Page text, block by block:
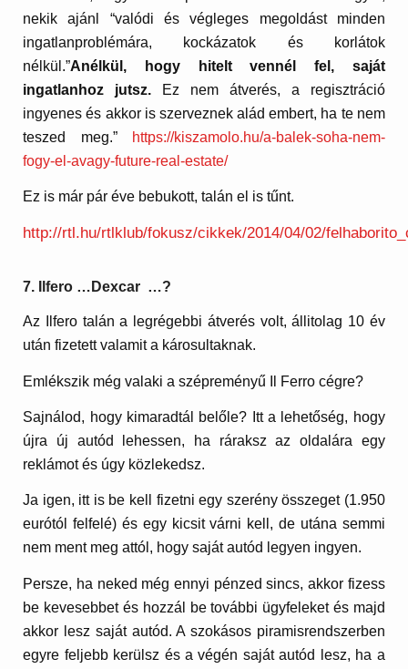
nekik ajánl “valódi és végleges megoldást minden
ingatlanproblémára, kockázatok és korlátok
nélkül.”Anélkül, hogy hitelt vennél fel, saját
ingatlanhoz jutsz. Ez nem átverés, a regisztráció
ingyenes és akkor is szerveznek alád embert, ha te nem
teszed meg.”
https://kiszamolo.hu/a-balek-soha-nem-
fogy-el-avagy-future-real-estate/
Ez is már pár éve bebukott, talán el is tűnt.
http://rtl.hu/rtlklub/fokusz/cikkek/2014/04/02/
7. Ilfero …Dexcar …?
Az Ilfero talán a legrégebbi átverés volt, állitolag 10 év
után fizetett valamit a károsultaknak.
Emlékszik még valaki a szépreményű Il Ferro cégre?
Sajnálod, hogy kimaradtál belőle? Itt a lehetőség, hogy
újra új autód lehessen, ha ráraksz az oldalára egy
reklámot és úgy közlekedsz.
Ja igen, itt is be kell fizetni egy szerény összeget (1.950
eurótól felfelé) és egy kicsit várni kell, de utána semmi
nem ment meg attól, hogy saját autód legyen ingyen.
Persze, ha neked még ennyi pénzed sincs, akkor fizess
be kevesebbet és hozzál be további ügyfeleket és majd
akkor lesz saját autód. A szokásos piramisrendszerben
egyre feljebb kerülsz és a végén saját autód lesz, ha a